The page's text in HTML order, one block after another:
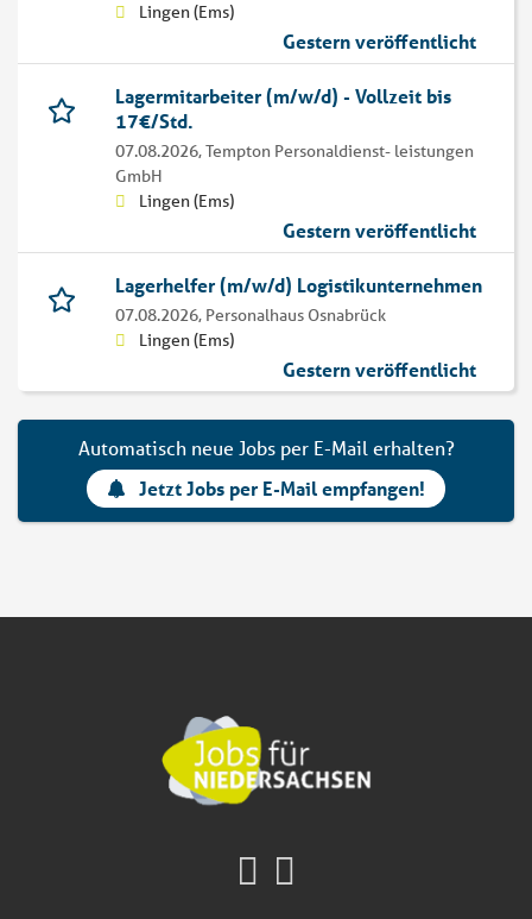
Lingen (Ems)
Gestern veröffentlicht
Lagermitarbeiter (m/w/d) - Vollzeit bis
17€/Std.
07.08.2026,Tempton Personaldienst- leistungen
GmbH
Lingen (Ems)
Gestern veröffentlicht
Lagerhelfer (m/w/d) Logistikunternehmen
07.08.2026, Personalhaus Osnabrück
Lingen (Ems)
Gestern veröffentlicht
Automatisch neue Jobs per E-Mail erhalten?
Jetzt Jobs per E-Mail empfangen!